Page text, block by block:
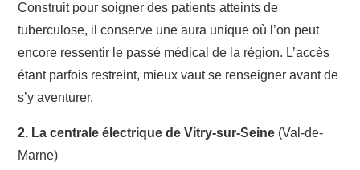
Construit pour soigner des patients atteints de
tuberculose, il conserve une aura unique où l’on peut
encore ressentir le passé médical de la région. L’accès
étant parfois restreint, mieux vaut se renseigner avant de
s’y aventurer.
2. La centrale électrique de Vitry-sur-Seine (Val-de-
Marne)